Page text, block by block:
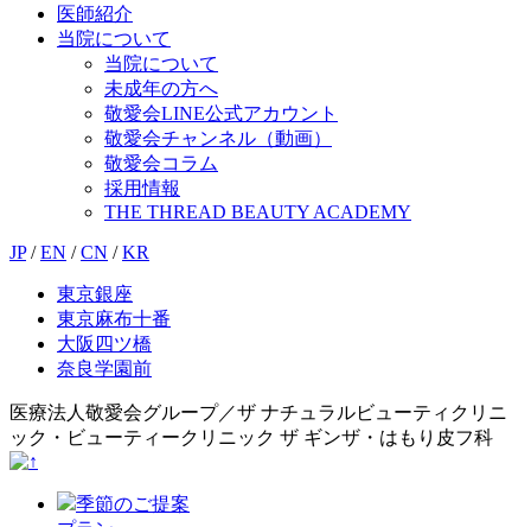
医師紹介
当院について
当院について
未成年の方へ
敬愛会LINE公式アカウント
敬愛会チャンネル（動画）
敬愛会コラム
採用情報
THE THREAD BEAUTY ACADEMY
JP / EN / CN / KR
東京銀座
東京麻布十番
大阪四ツ橋
奈良学園前
医療法人敬愛会グループ／ザ ナチュラルビューティクリニ
ック・ビューティークリニック ザ ギンザ・はもり皮フ科
季節のご提案